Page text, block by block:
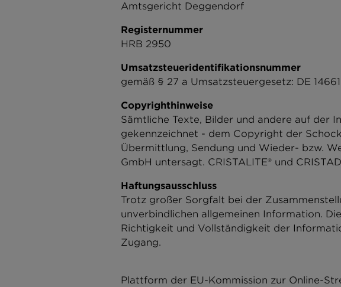
Amtsgericht Deggendorf
Registernummer
HRB 2950
Umsatzsteueridentifikationsnummer
gemäß § 27 a Umsatzsteuergesetz: DE
Copyrighthinweise
Sämtliche Texte, Bilder und andere auf der
gekennzeichnet - dem Copyright der
Übermittlung, Sendung und Wieder- bzw.
GmbH untersagt. CRISTALITE® und
Haftungsausschluss
Trotz großer Sorgfalt bei der
unverbindlichen allgemeinen Information.
Richtigkeit und Vollständigkeit der
Zugang.
Plattform der EU-Kommission zur Online-